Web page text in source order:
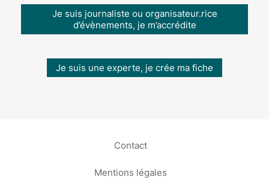
Je suis journaliste ou organisateur.rice
d’évènements, je m’accrédite
Je suis une experte, je crée ma fiche
Contact
Mentions légales